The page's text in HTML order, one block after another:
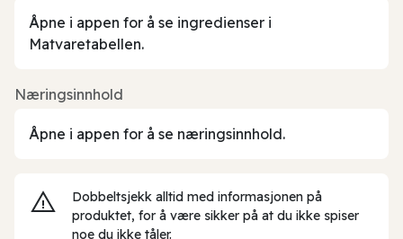
Åpne i appen for å se ingredienser i
Matvaretabellen.
Næringsinnhold
Åpne i appen for å se næringsinnhold.
Dobbeltsjekk alltid med informasjonen på
produktet, for å være sikker på at du ikke spiser
noe du ikke tåler.